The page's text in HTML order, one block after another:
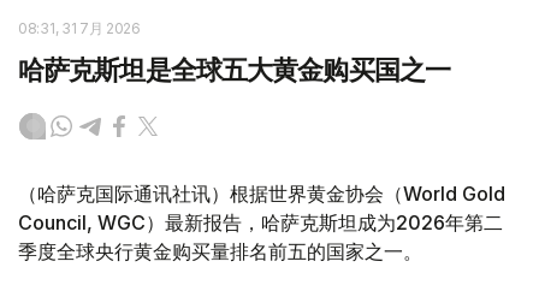
08:31, 31 7月 2026
哈萨克斯坦是全球五大黄金购买国之一
（哈萨克国际通讯社讯）根据世界黄金协会（World Gold
Council, WGC）最新报告，哈萨克斯坦成为2026年第二
季度全球央行黄金购买量排名前五的国家之一。